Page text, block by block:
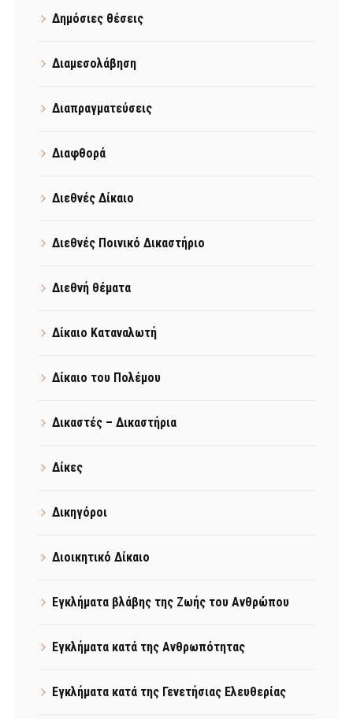
Δημόσιες θέσεις
Διαμεσολάβηση
Διαπραγματεύσεις
Διαφθορά
Διεθνές Δίκαιο
Διεθνές Ποινικό Δικαστήριο
Διεθνή θέματα
Δίκαιο Καταναλωτή
Δίκαιο του Πολέμου
Δικαστές – Δικαστήρια
Δίκες
Δικηγόροι
Διοικητικό Δίκαιο
Εγκλήματα βλάβης της Ζωής του Ανθρώπου
Εγκλήματα κατά της Ανθρωπότητας
Εγκλήματα κατά της Γενετήσιας Ελευθερίας